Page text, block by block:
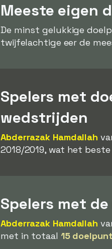
Meeste eigen
De minst gelukkige
twijfelachtige eer de
Spelers met
wedstrijden
Abderrazak Hamdallah
2018/2019, wat het
Spelers met
Abderrazak Hamdallah
met in totaal 15